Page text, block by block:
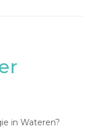
in Wateren?